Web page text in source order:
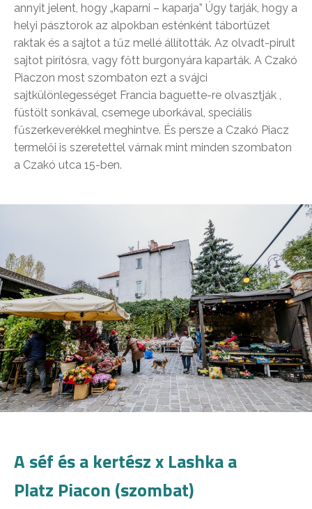
annyit jelent, hogy „kaparni – kaparja” Úgy tarják, hogy a
helyi pásztorok az alpokban esténként tábortüzet
raktak és a sajtot a tűz mellé állították. Az olvadt-pirult
sajtot pirítósra, vagy főtt burgonyára kaparták. A Czakó
Piaczon most szombaton ezt a svájci
sajtkülönlegességet Francia baguette-re olvasztják ,
füstölt sonkával, csemege uborkával, speciális
fűszerkeverékkel meghintve. És persze a Czakó Piacz
termelői is szeretettel várnak mint minden szombaton
a Czakó utca 15-ben.
A séf és a kertész x Lashka a
Platz Piacon (szombat)